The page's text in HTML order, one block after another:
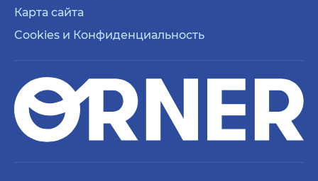
Карта сайта
Cookies и Конфиденциальность